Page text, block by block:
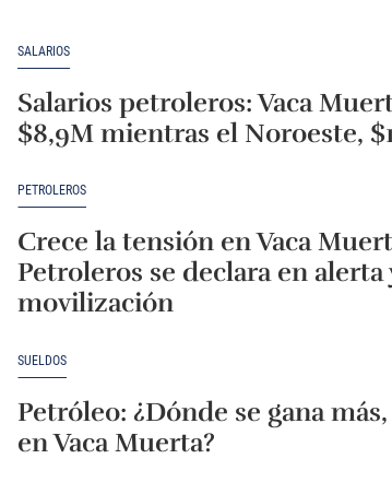
SALARIOS
Salarios petroleros: Vaca
$8,9M mientras el Noroeste,
PETROLEROS
Crece la tensión en Vaca
Petroleros se declara en alerta
movilización
SUELDOS
Petróleo: ¿Dónde se gana
en Vaca Muerta?